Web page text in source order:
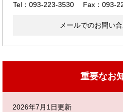
Tel：093-223-3530
Fax：093-
メールでのお問い
重要なお
2026年7月1日更新